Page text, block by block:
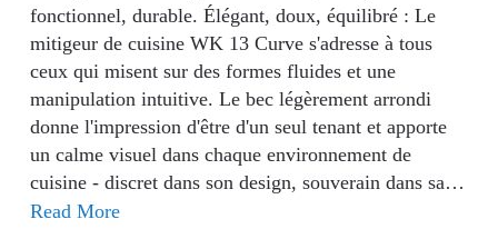
fonctionnel, durable. Élégant, doux, équilibré : Le
mitigeur de cuisine WK 13 Curve s'adresse à tous
ceux qui misent sur des formes fluides et une
manipulation intuitive. Le bec légèrement arrondi
donne l'impression d'être d'un seul tenant et apporte
un calme visuel dans chaque environnement de
cuisine - discret dans son design, souverain dans sa
fonction. La douchette extractible avec deux types de
Read More